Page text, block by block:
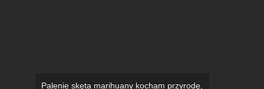
Palenie skęta marihuany kocham przyrodę,